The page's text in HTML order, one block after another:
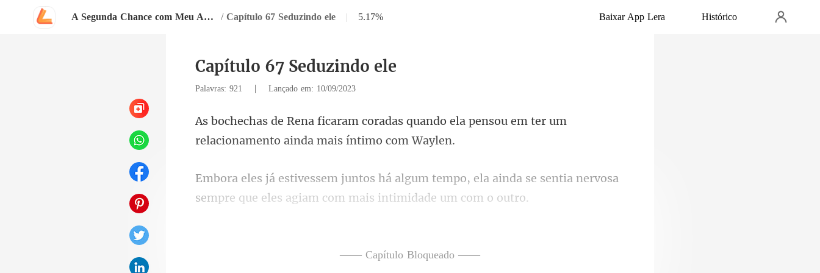
A Segunda Chance com Meu Amor Bilionário / Capítulo 67 Seduzindo ele | 5.17% Baixar App Lera Histórico
Capítulo 67 Seduzindo ele
Palavras: 921 | Lançado em: 10/09/2023
quando ela pensou em ter um
relacio
po, ela ainda se sentia nervosa
sempre que el
—— Capítulo Bloqueado ——